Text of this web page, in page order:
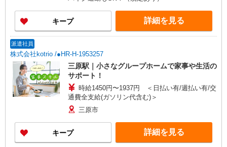
キープ 詳細を見る
派遣社員
株式会社kotrio /●HR-H-1953257
三原駅｜小さなグループホームで家事や生活の
サポート！
時給1450円〜1937円 ＜日払い有/週払い有/交
通費全支給(ガソリン代含む)＞
三原市
キープ 詳細を見る